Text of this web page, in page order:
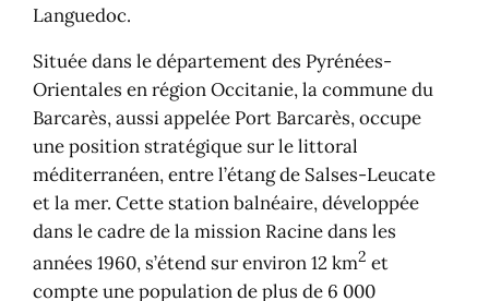
Faire du vélo le long du littoral
Visiter les alentours
Le Barcarès, pluriel des territoires
Cartes du territoire
Languedoc.
Située dans le département des Pyrénées-
Orientales en région Occitanie, la commune du
Barcarès, aussi appelée Port Barcarès, occupe
une position stratégique sur le littoral
méditerranéen, entre l’étang de Salses-Leucate
et la mer. Cette station balnéaire, développée
dans le cadre de la mission Racine dans les
années 1960, s’étend sur environ 12 km2 et
compte une population de plus de 6 000